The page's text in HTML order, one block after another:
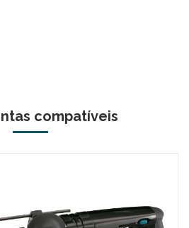
compatíveis